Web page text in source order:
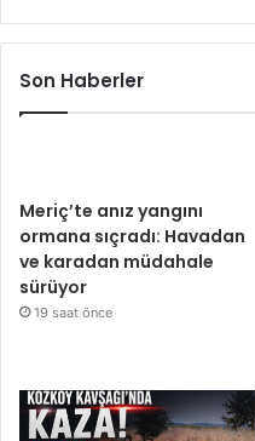
Son Haberler
Meriç’te anız yangını
ormana sıçradı: Havadan
ve karadan müdahale
sürüyor
19 saat önce